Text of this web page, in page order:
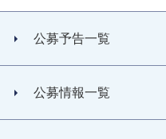
公募予告一覧
公募情報一覧